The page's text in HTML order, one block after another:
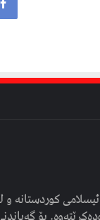
کوردستانە و